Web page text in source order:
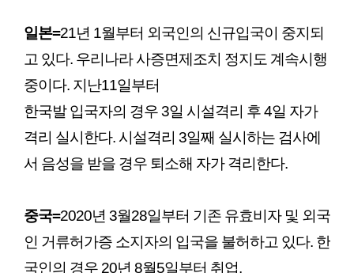
일본=21년 1월부터 외국인의 신규입국이 중지되
고 있다. 우리나라 사증면제조치 정지도 계속시행
중이다. 지난11일부터
한국발 입국자의 경우 3일 시설격리 후 4일 자가
격리 실시한다. 시설격리 3일째 실시하는 검사에
서 음성을 받을 경우 퇴소해 자가 격리한다.
중국=2020년 3월28일부터 기존 유효비자 및 외국
인 거류허가증 소지자의 입국을 불허하고 있다. 한
국인의 경우 20년 8월5일부터 취업,